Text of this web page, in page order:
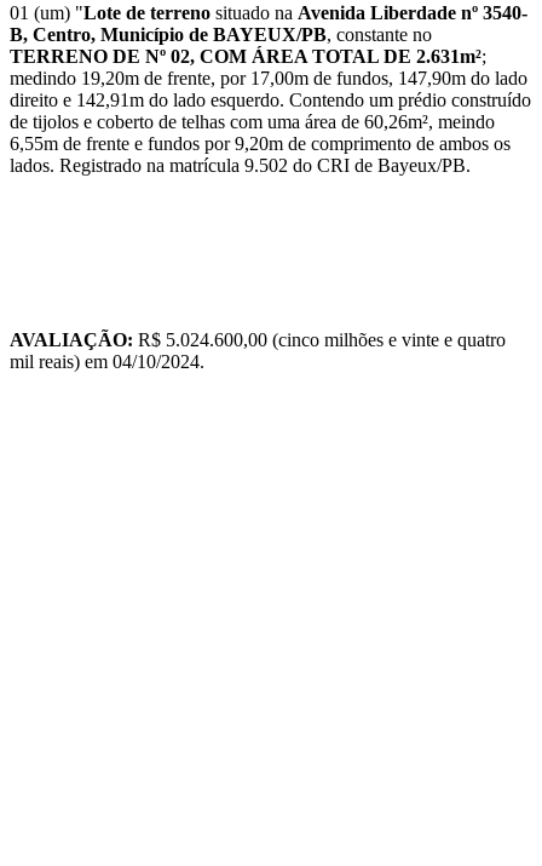
01 (um) "Lote de terreno situado na Avenida Liberdade nº 3540-
B, Centro, Município de BAYEUX/PB, constante no
TERRENO DE Nº 02, COM ÁREA TOTAL DE 2.631m²;
medindo 19,20m de frente, por 17,00m de fundos, 147,90m do lado
direito e 142,91m do lado esquerdo. Contendo um prédio construído
de tijolos e coberto de telhas com uma área de 60,26m², meindo
6,55m de frente e fundos por 9,20m de comprimento de ambos os
lados. Registrado na matrícula 9.502 do CRI de Bayeux/PB.
AVALIAÇÃO: R$ 5.024.600,00 (cinco milhões e vinte e quatro
mil reais) em 04/10/2024.